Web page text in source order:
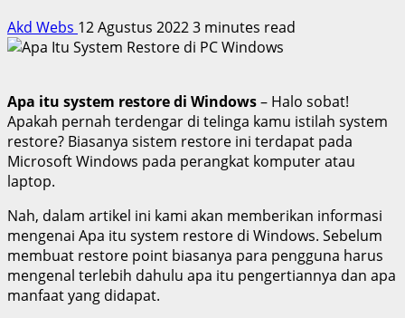
Akd Webs 12 Agustus 20223 minutes read
Apa itu system restore di Windows– Halo sobat!
Apakah pernah terdengar di telinga kamu istilah system
restore? Biasanya sistem restore ini terdapat pada
Microsoft Windows pada perangkat komputer atau
laptop.
Nah, dalam artikel ini kami akan memberikan informasi
mengenai Apa itu system restore di Windows. Sebelum
membuat restore point biasanya para pengguna harus
mengenal terlebih dahulu apa itu pengertiannya dan apa
manfaat yang didapat.